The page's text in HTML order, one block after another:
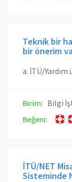
Teknik bir
bir önerim
Birim: Bilgi
Beğeni:
İTÜ/NET
Sisteminde